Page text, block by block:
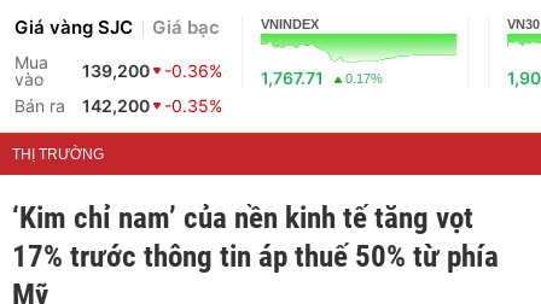
Giá vàng SJC Giá bạc
Mua
vào
139,200
-0.36%
Bán ra
142,200 -0.35%
VNINDEX
1,767.71 0.17%
VN30
THỊ TRƯỜNG
‘Kim chỉ nam’ của nền kinh tế tăng vọt
17% trước thông tin áp thuế 50% từ phía
Mỹ